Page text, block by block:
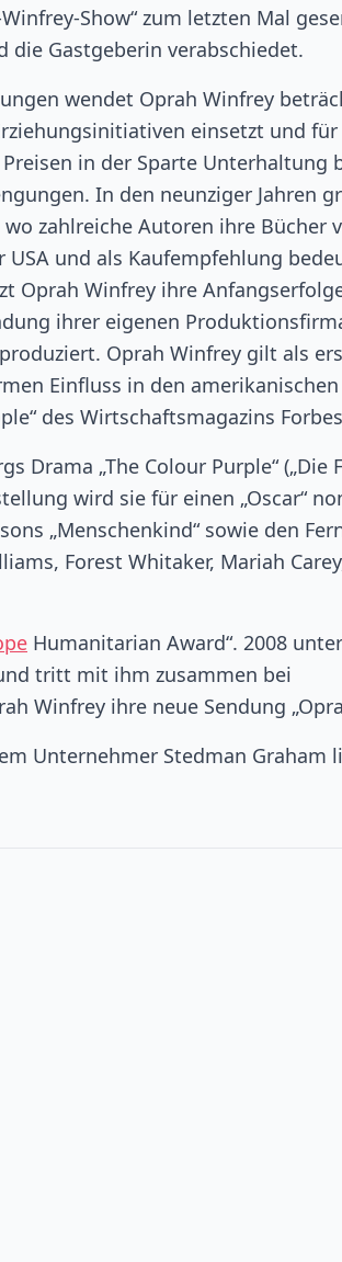
Show“ zum letzten Mal
die Gastgeberin verabschiedet.
wendet Oprah Winfrey
einsetzt und
in der Sparte Unterhaltung
In den neunziger Jahren
wo zahlreiche Autoren ihre Bücher
und als Kaufempfehlung
Oprah Winfrey ihre
ihrer eigenen
Oprah Winfrey gilt als
Einfluss in den
des Wirtschaftsmagazins
Drama „The Colour Purple“ („Die
wird sie für einen „Oscar“
„Menschenkind“ sowie den
Forest Whitaker, Mariah
Humanitarian Award“. 2008
tritt mit ihm zusammen bei
Winfrey ihre neue Sendung
Unternehmer Stedman Graham